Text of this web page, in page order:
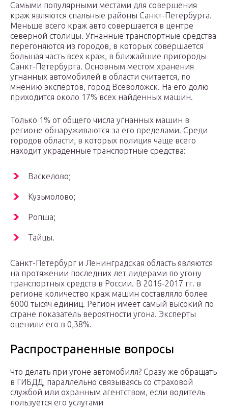
Самыми популярными местами для совершения
краж являются спальные районы Санкт-Петербурга.
Меньше всего краж авто совершается в центре
северной столицы. Угнанные транспортные средства
перегоняются из городов, в которых совершается
большая часть всех краж, в ближайшие пригороды
Санкт-Петербурга. Основным местом хранения
угнанных автомобилей в области считается, по
мнению экспертов, город Всеволожск. На его долю
приходится около 17% всех найденных машин.
Только 1% от общего числа угнанных машин в
регионе обнаруживаются за его пределами. Среди
городов области, в которых полиция чаще всего
находит украденные транспортные средства:
Васкелово;
Кузьмолово;
Ропша;
Тайцы.
Санкт-Петербург и Ленинградская область являются
на протяжении последних лет лидерами по угону
транспортных средств в России. В 2016-2017 гг. в
регионе количество краж машин составляло более
6000 тысяч единиц. Регион имеет самый высокий по
стране показатель вероятности угона. Эксперты
оценили его в 0,38%.
Распространенные вопросы
Что делать при угоне автомобиля? Сразу же обращать
в ГИБДД, параллельно связываясь со страховой
службой или охранным агентством, если водитель
пользуется его услугами